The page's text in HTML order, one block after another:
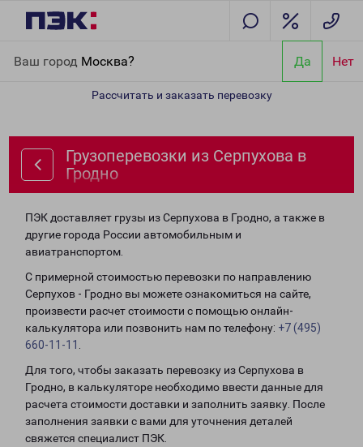
Ваш город Москва? Да Нет
Рассчитать и заказать перевозку
Грузоперевозки из Серпухова в
Гродно
ПЭК доставляет грузы из Серпухова в Гродно, а также в
другие города России автомобильным и
авиатранспортом.
С примерной стоимостью перевозки по направлению
Серпухов - Гродно вы можете ознакомиться на сайте,
произвести расчет стоимости с помощью онлайн-
калькулятора или позвонить нам по телефону: +7 (495)
660-11-11
Для того, чтобы заказать перевозку из Серпухова в
Гродно, в калькуляторе необходимо ввести данные для
расчета стоимости доставки и заполнить заявку. После
заполнения заявки с вами для уточнения деталей
свяжется специалист ПЭК.